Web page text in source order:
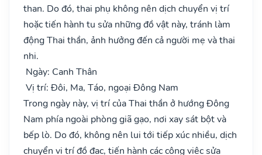
than. Do đó, thai phụ không nên dịch chuyển vị trí
hoặc tiến hành tu sửa những đồ vật này, tránh làm
động Thai thần, ảnh hưởng đến cả người mẹ và thai
nhi.
Ngày: Canh Thân
Vị trí: Đôi, Ma, Táo, ngoại Đông Nam
Trong ngày này, vị trí của Thai thần ở hướng Đông
Nam phía ngoài phòng giã gạo, nơi xay sát bột và
bếp lò. Do đó, không nên lui tới tiếp xúc nhiều, dịch
chuyển vị trí đồ đạc, tiến hành các công việc sửa